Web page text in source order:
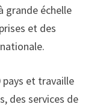
grande échelle
et des
pays et travaille
des services de